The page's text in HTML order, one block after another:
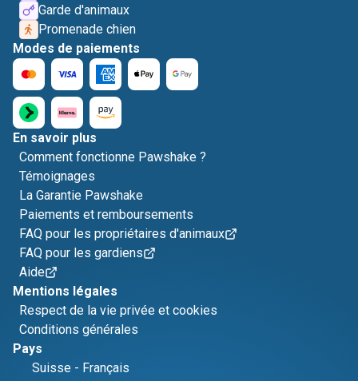
Garde d'animaux
Promenade chien
Modes de paiements
En savoir plus
Comment fonctionne Pawshake ?
Témoignages
La Garantie Pawshake
Paiements et remboursements
FAQ pour les propriétaires d'animaux
FAQ pour les gardiens
Aide
Mentions légales
Respect de la vie privée et cookies
Conditions générales
Pays
Suisse - Français